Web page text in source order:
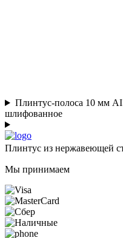
Плинтус-полоса 10 мм
шлифованное
Плинтус из нержавеющей
Мы принимаем